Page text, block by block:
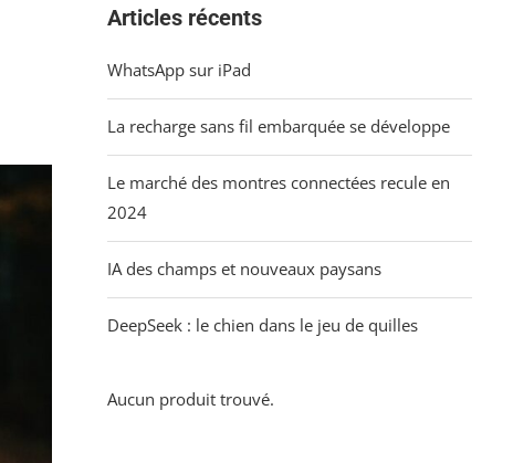
Articles récents
WhatsApp sur iPad
La recharge sans fil embarquée se développe
Le marché des montres connectées recule en
2024
IA des champs et nouveaux paysans
DeepSeek : le chien dans le jeu de quilles
Aucun produit trouvé.